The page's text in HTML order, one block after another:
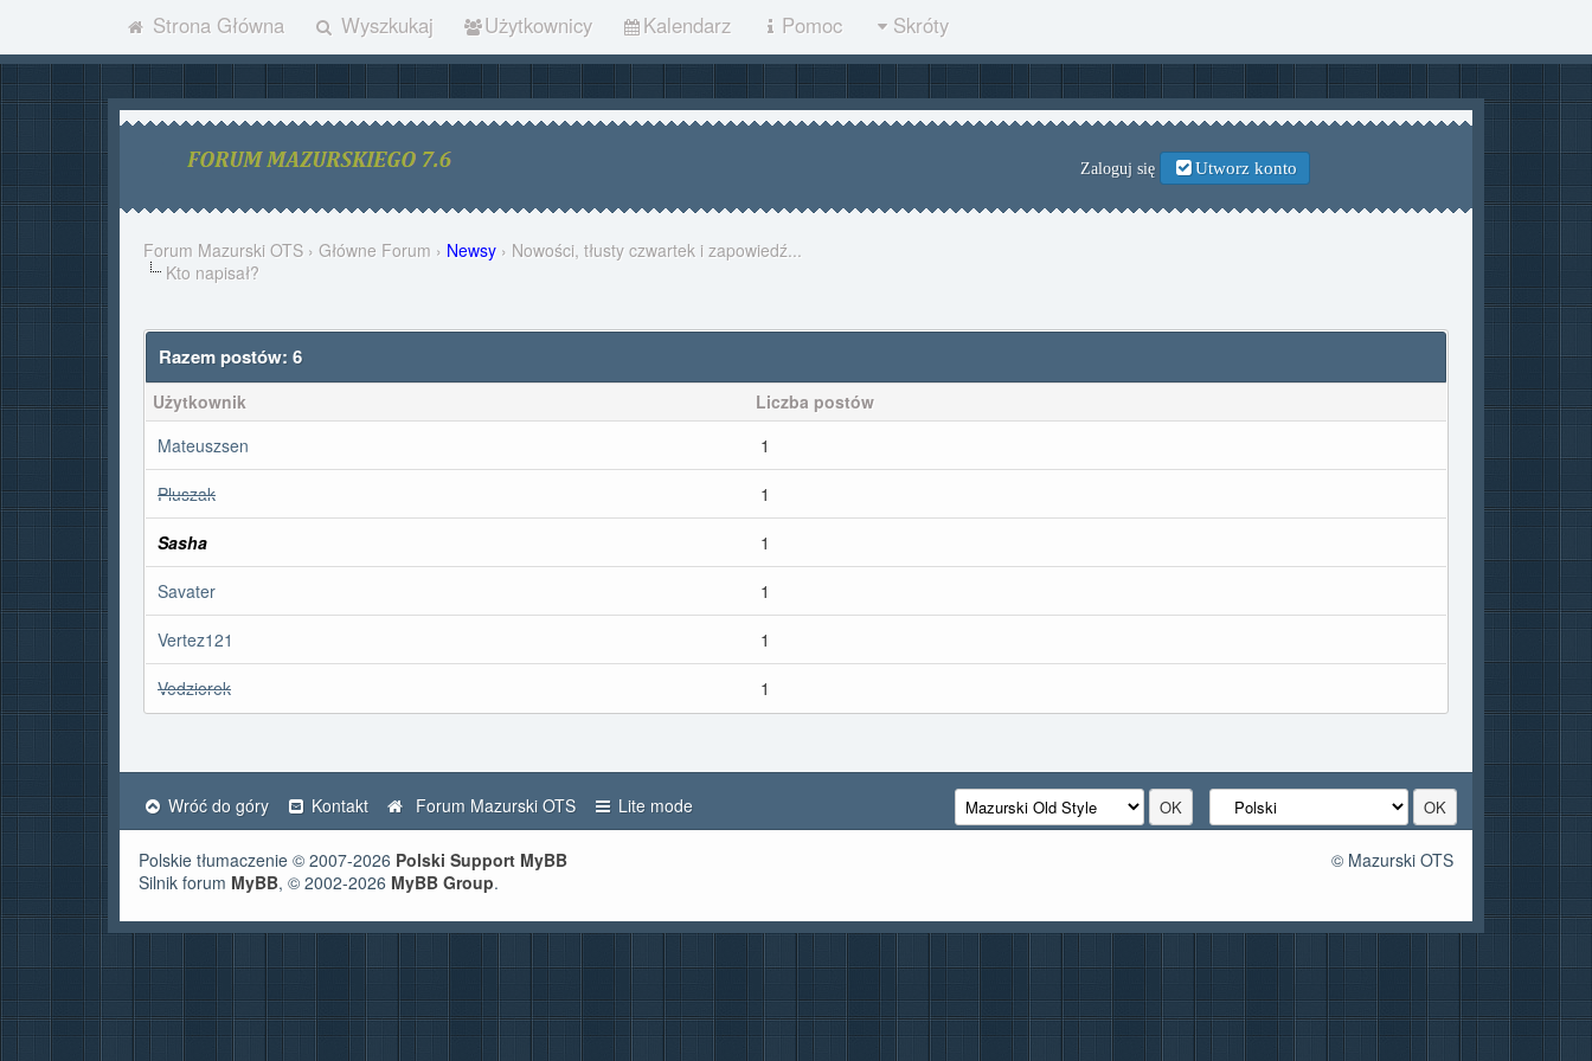
Strona Główna Wyszkukaj Użytkownicy Kalendarz Pomoc Skróty
Zaloguj się Utworz konto
Forum Mazurski OTS› Główne Forum › Newsy› Nowości, tłusty czwartek i zapowiedź...
Kto napisał?
Razem postów: 6
Użytkownik
Liczba postów
Mateuszsen
1
Pluszak 1
Sasha 1
Savater 1
Vertez121 1
Vedziorek 1
Wróć do góry Kontakt Forum Mazurski OTS Lite mode
© Mazurski OTS
Polskie tłumaczenie © 2007-2026 Polski Support MyBB
Silnik forum MyBB, © 2002-2026 MyBB Group.